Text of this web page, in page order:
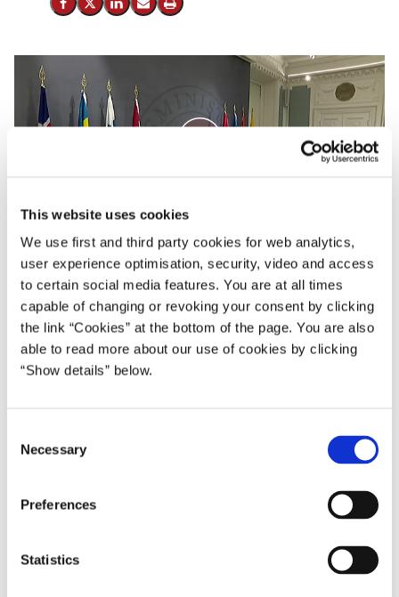
This website uses cookies
We use first and third party cookies for web analytics,
user experience optimisation, security, video and access
to certain social media features. You are at all times
capable of changing or revoking your consent by clicking
the link “Cookies” at the bottom of the page. You are also
able to read more about our use of cookies by clicking
“Show details” below.
Necessary
Preferences
Statistics
Del på Facebook
Del på X (Twitter)
Del på LinkedIn
Send email
Print
Fra tirsdag den 1. november til torsdag den 3. november
afvikles Nordisk Råds 68. session i København.
Tirsdag var de nordiske statsministre en tur oppe i Tårnet
Tårnets tre kroner symboliserer Kalmarunionen, den
historiske alliance mellem Danmark, Norge og Sverige fra
statsministre fra Baltikum og lederne af Grønland,